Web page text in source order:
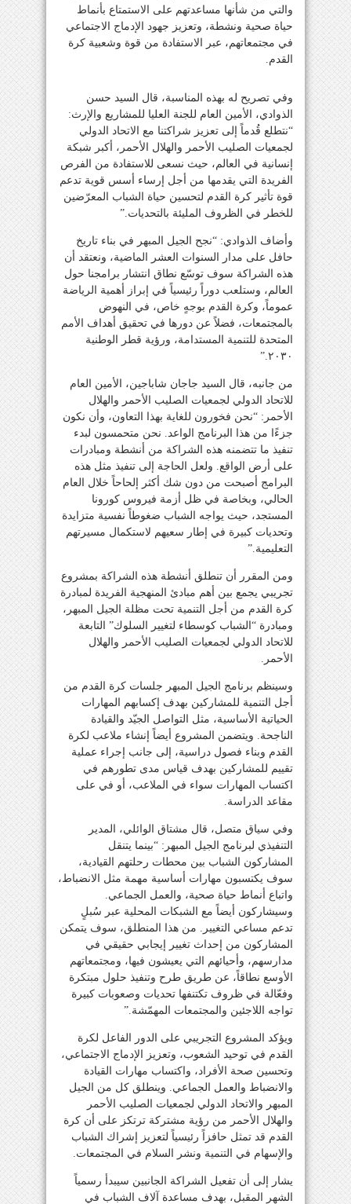
والتي من شأنها مساعدتهم على الاستمتاع بأنماط
حياة صحية ونشطة، وتعزيز جهود الإدماج الاجتماعي
في مجتمعاتهم، عبر الاستفادة من قوة وشعبية كرة
القدم.
وفي تصريح له بهذه المناسبة، قال السيد حسن
الذوادي، الأمين العام للجنة العليا للمشاريع والإرث:
“نتطلع قُدماً إلى تعزيز شراكتنا مع الاتحاد الدولي
لجمعيات الصليب الأحمر والهلال الأحمر، أكبر شبكة
إنسانية في العالم، حيث نسعى للاستفادة من الفرص
الفريدة التي يقدمها من أجل إرساء أسس قوية تدعم
قوة تأثير كرة القدم لتحسين حياة الشباب المعرّضين
للخطر في الظروف المليئة بالتحديات.”
وأضاف الذوادي: “نجح الجيل المبهر في بناء تاريخ
حافل على مدار السنوات العشر الماضية، ونعتقد أن
هذه الشراكة سوف توسّع نطاق انتشار برامجنا حول
العالم، وستلعب دوراً رئيسياً في إبراز أهمية الرياضة
عموماً، وكرة القدم بوجهٍ خاص، في النهوض
بالمجتمعات، فضلاً عن دورها في تحقيق أهداف الأمم
المتحدة للتنمية المستدامة، ورؤية قطر الوطنية
٢٠٣٠.”
من جانبه، قال السيد جاجان شاباجين، الأمين العام
للاتحاد الدولي لجمعيات الصليب الأحمر والهلال
الأحمر: “نحن فخورون للغاية بهذا التعاون، وأن نكون
جزءًا من هذا البرنامج الواعد. نحن متحمسون لبدء
تنفيذ ما تتضمنه هذه الشراكة من أنشطة ومبادرات
على أرض الواقع. ولعل الحاجة إلى تنفيذ مثل هذه
البرامج أصبحت من دون شك أكثر إلحاحاً خلال العام
الحالي، وبخاصة في ظل أزمة فيروس كورونا
المستجد، حيث يواجه الشباب ضغوطاً نفسية متزايدة
وتحديات كبيرة في إطار سعيهم لاستكمال مسيرتهم
التعليمية.”
ومن المقرر أن تنطلق أنشطة هذه الشراكة بمشروع
تجريبي يجمع بين أهم مبادئ المنهجية الفريدة لمبادرة
كرة القدم من أجل التنمية تحت مظلة الجيل المبهر،
ومبادرة “الشباب كوسطاء لتغيير السلوك” التابعة
للاتحاد الدولي لجمعيات الصليب الأحمر والهلال
الأحمر.
وسينظم برنامج الجيل المبهر جلسات كرة القدم من
أجل التنمية للمشاركين بهدف إكسابهم المهارات
الحياتية الأساسية، مثل التواصل الجيّد والقيادة
الناجحة. ويتضمن المشروع أيضاً إنشاء ملاعب لكرة
القدم وبناء فصول دراسية، إلى جانب إجراء عملية
تقييم للمشاركين بهدف قياس مدى تطورهم في
اكتساب المهارات سواء في الملاعب، أو في على
مقاعد الدراسة.
وفي سياق متصل، قال مشتاق الوائلي، المدير
التنفيذي لبرنامج الجيل المبهر: “بينما يتنقل
المشاركون الشباب بين محطات رحلتهم القيادية،
سوف يكتسبون مهارات أساسية مهمة مثل الانضباط،
واتباع أنماط حياة صحية، والعمل الجماعي.
وسيشاركون أيضاً مع الشبكات المحلية عبر سُبلٍ
تدعم مساعي التغيير. من هذا المنطلق، سوف يتمكن
المشاركون من إحداث تغيير إيجابي حقيقي في
مدارسهم، وأحيائهم التي يعيشون فيها، ومجتمعاتهم
الأوسع نطاقاً، عن طريق طرح وتنفيذ حلول مبتكرة
وفعّالة في ظروف تكتنفها تحديات وصعوبات كبيرة
تواجه اللاجئين والمجتمعات المهمّشة.”
ويؤكد المشروع التجريبي على الدور الفاعل لكرة
القدم في توحيد الشعوب، وتعزيز الإدماج الاجتماعي،
وتحسين صحة الأفراد، واكتساب مهارات القيادة
والانضباط والعمل الجماعي. وينطلق كل من الجيل
المبهر والاتحاد الدولي لجمعيات الصليب الأحمر
والهلال الأحمر من رؤية مشتركة ترتكز على أن كرة
القدم قد تمثل حافزاً رئيسياً لتعزيز إشراك الشباب
والإسهام في التنمية ونشر السلام في المجتمعات.
يشار إلى أن تفعيل الشراكة الجانبين سيبدأ رسمياً
الشهر المقبل، بهدف مساعدة آلاف الشباب في